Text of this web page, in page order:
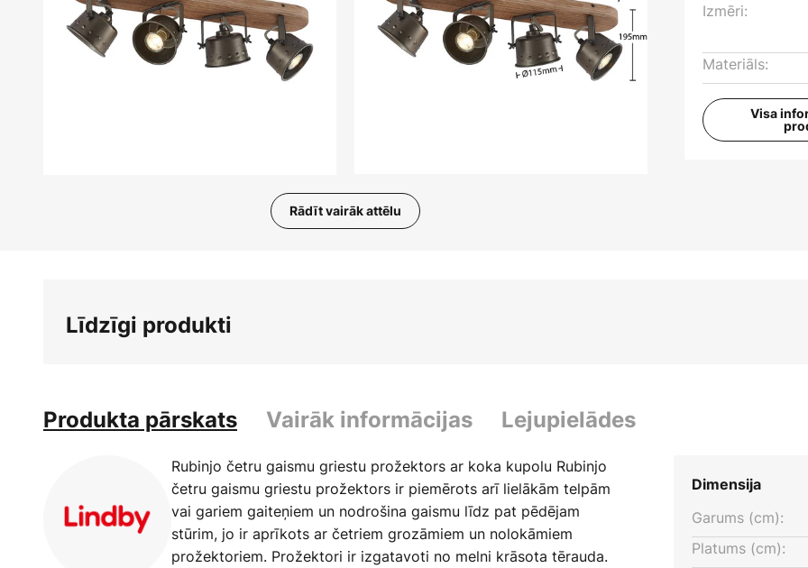
Rādīt vairāk attēlu
Izmēri:
Materiāls:
Visa
Līdzīgi produkti
Produkta pārskats Vairāk informācijas Lejupielādes
Rubinjo četru gaismu griestu prožektors ar koka kupolu Rubinjo
četru gaismu griestu prožektors ir piemērots arī lielākām telpām
vai gariem gaiteņiem un nodrošina gaismu līdz pat pēdējam
stūrim, jo ir aprīkots ar četriem grozāmiem un nolokāmiem
prožektoriem. Prožektori ir izgatavoti no melni krāsota tērauda.
Dimensija
Garums (cm):
Platums (cm):